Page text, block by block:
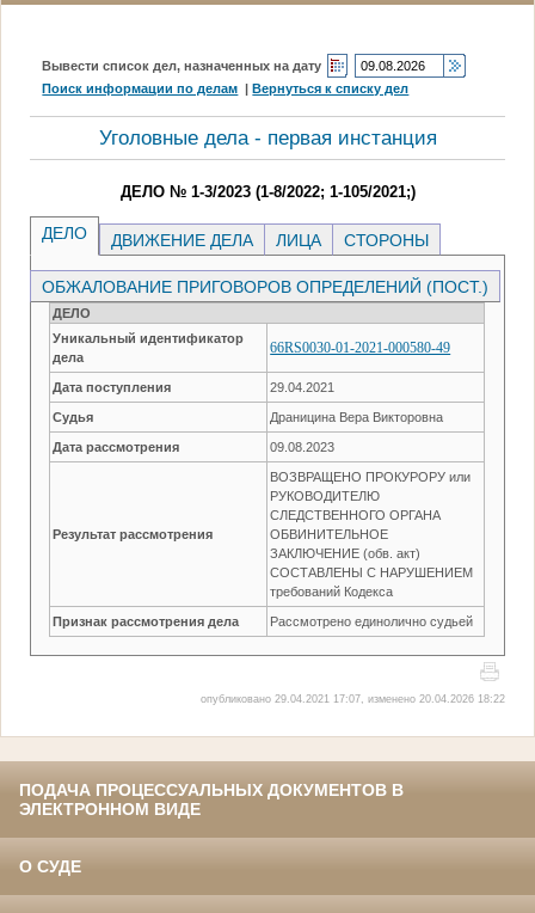
Вывести список дел, назначенных на дату
Поиск информации по делам |Вернуться к списку дел
Уголовные дела - первая инстанция
ДЕЛО № 1-3/2023 (1-8/2022; 1-105/2021;)
ДЕЛО ДВИЖЕНИЕ ДЕЛА ЛИЦА СТОРОНЫ
ОБЖАЛОВАНИЕ ПРИГОВОРОВ ОПРЕДЕЛЕНИЙ (ПОСТ.)
ДЕЛО
Уникальный идентификатор
дела
66RS0030-01-2021-000580-49
Дата поступления 29.04.2021
Судья Драницина Вера Викторовна
Дата рассмотрения 09.08.2023
Результат рассмотрения
ВОЗВРАЩЕНО ПРОКУРОРУ или
РУКОВОДИТЕЛЮ
СЛЕДСТВЕННОГО ОРГАНА
ОБВИНИТЕЛЬНОЕ
ЗАКЛЮЧЕНИЕ (обв. акт)
СОСТАВЛЕНЫ С НАРУШЕНИЕМ
требований Кодекса
Признак рассмотрения дела Рассмотрено единолично судьей
опубликовано 29.04.2021 17:07, изменено 20.04.2026 18:22
ПОДАЧА ПРОЦЕССУАЛЬНЫХ ДОКУМЕНТОВ В
ЭЛЕКТРОННОМ ВИДЕ
О СУДЕ